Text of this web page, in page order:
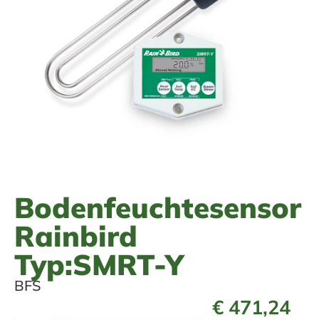
Bodenfeuchtesensor
Rainbird
Typ:SMRT-Y
BFS
€ 471,24